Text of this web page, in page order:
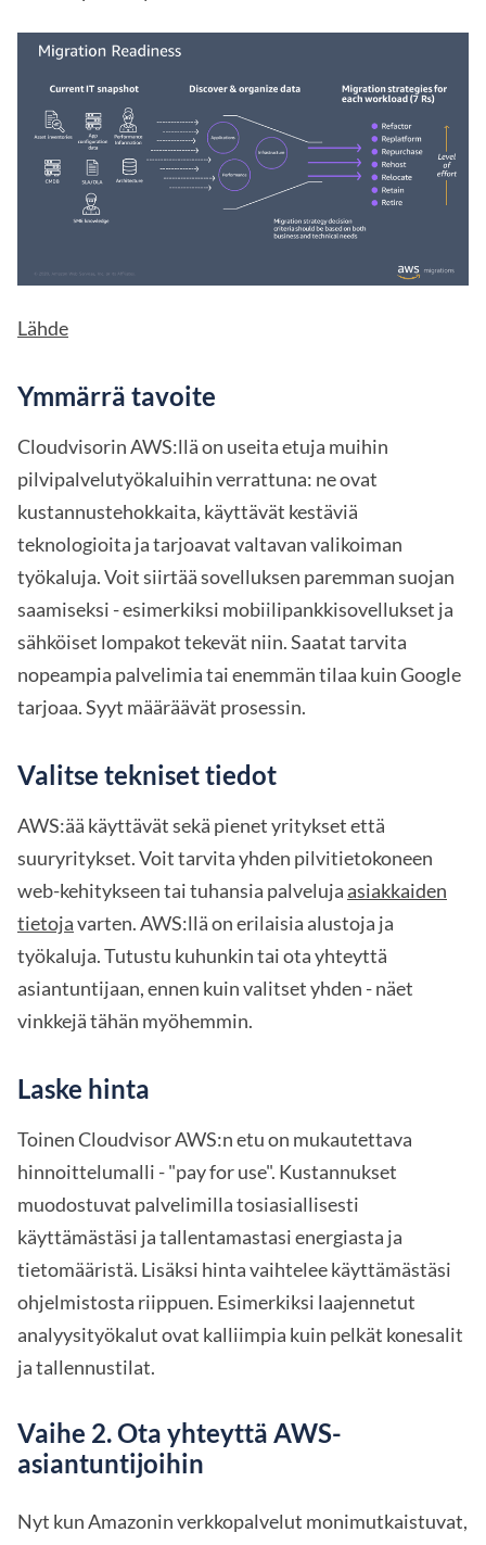
Lähde
Ymmärrä tavoite
Cloudvisorin AWS:llä on useita etuja muihin
pilvipalvelutyökaluihin verrattuna: ne ovat
kustannustehokkaita, käyttävät kestäviä
teknologioita ja tarjoavat valtavan valikoiman
työkaluja. Voit siirtää sovelluksen paremman suojan
saamiseksi - esimerkiksi mobiilipankkisovellukset ja
sähköiset lompakot tekevät niin. Saatat tarvita
nopeampia palvelimia tai enemmän tilaa kuin Google
tarjoaa. Syyt määräävät prosessin.
Valitse tekniset tiedot
AWS:ää käyttävät sekä pienet yritykset että
suuryritykset. Voit tarvita yhden pilvitietokoneen
web-kehitykseen tai tuhansia palveluja asiakkaiden
tietojavarten. AWS:llä on erilaisia alustoja ja
työkaluja. Tutustu kuhunkin tai ota yhteyttä
asiantuntijaan, ennen kuin valitset yhden - näet
vinkkejä tähän myöhemmin.
Laske hinta
Toinen Cloudvisor AWS:n etu on mukautettava
hinnoittelumalli - "pay for use". Kustannukset
muodostuvat palvelimilla tosiasiallisesti
käyttämästäsi ja tallentamastasi energiasta ja
tietomääristä. Lisäksi hinta vaihtelee käyttämästäsi
ohjelmistosta riippuen. Esimerkiksi laajennetut
analyysityökalut ovat kalliimpia kuin pelkät konesalit
ja tallennustilat.
Vaihe 2. Ota yhteyttä AWS-
asiantuntijoihin
Nyt kun Amazonin verkkopalvelut monimutkaistuvat,